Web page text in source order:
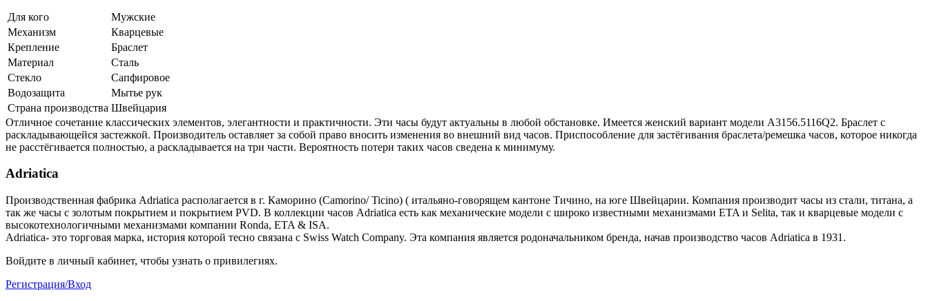
Для кого
Мужские
Механизм
Кварцевые
Крепление
Браслет
Материал
Сталь
Стекло
Сапфировое
Водозащита
Мытье рук
Страна производства Швейцария
Отличное сочетание классических элементов, элегантности и практичности. Эти часы будут актуальны в любой обстановке. Имеется женский вариант модели A3156.5116Q2. Браслет с
раскладывающейся застежкой. Производитель оставляет за собой право вносить изменения во внешний вид часов. Приспособление для застёгивания браслета/ремешка часов, которое никогда
не расстёгивается полностью, а раскладывается на три части. Вероятность потери таких часов сведена к минимуму.
Adriatica
Производственная фабрика Adriatica располагается в г. Каморино (Camorino/ Ticino) ( итальяно-говорящем кантоне Тичино, на юге Швейцарии. Компания производит часы из стали, титана, а
так же часы с золотым покрытием и покрытием PVD. В коллекции часов Adriatica есть как механические модели с широко известными механизмами ETA и Selita, так и кварцевые модели с
высокотехнологичными механизмами компании Ronda, ETA & ISA.
Adriatica- это торговая марка, история которой тесно связана с Swiss Watch Company. Эта компания является родоначальником бренда, начав производство часов Adriatica в 1931.
Войдите в личный кабинет, чтобы узнать о привилегиях.
Регистрация/Вход